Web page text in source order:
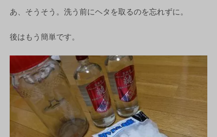
あ、そうそう。洗う前にヘタを取るのを忘れずに。
後はもう簡単です。